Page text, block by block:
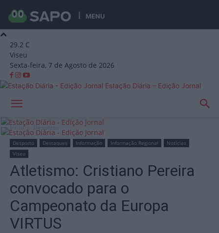
MENU
29.2 C
Viseu
Sexta-feira, 7 de Agosto de 2026
Estação Diária – Edição Jornal
Início Desporto
Desporto Destaques Informação Informação Regional
Notícias
Viseu
Atletismo: Cristiano Pereira
convocado para o
Campeonato da Europa
VIRTUS